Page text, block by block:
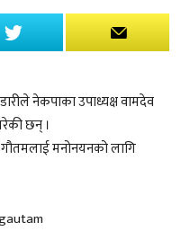
नेकपाका उपाध्यक्ष वामदेव
छन् ।
मनोनयनको लागि